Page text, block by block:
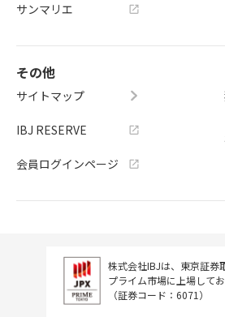
サンマリエ
その他
サイトマップ
IBJ RESERVE
会員ログインページ
株式会社IBJは、東京証券
プライム市場に上場してお
（証券コード：6071）